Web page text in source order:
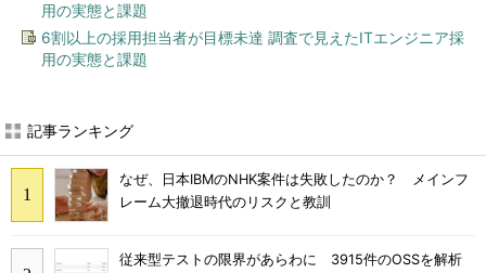
用の実態と課題
6割以上の採用担当者が目標未達 調査で見えたITエンジニア採
用の実態と課題
記事ランキング
なぜ、日本IBMのNHK案件は失敗したのか？ メインフ
レーム大撤退時代のリスクと教訓
従来型テストの限界があらわに 3915件のOSSを解析